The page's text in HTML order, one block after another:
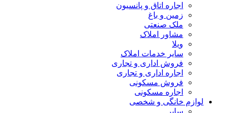
اجاره اتاق و پانسیون
زمین و باغ
ملک صنعتی
مشاور املاک
ویلا
سایر خدمات املاک
فروش اداری و تجاری
اجاره اداری و تجاری
فروش مسکونی
اجاره مسکونی
لوازم خانگی و شخصی